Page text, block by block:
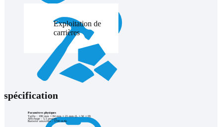
Exploitation de
carrières
spécification
Paramètres physiques
Taille : 180 mm × 84 mm × 21 mm (L × W × H)
Affichage : 5,5 pouces
Batterie amovible : 5700 mAh